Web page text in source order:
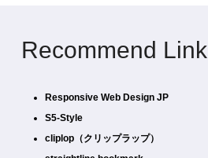
Recommend Link
Responsive Web Design JP
S5-Style
cliplop（クリップラップ）